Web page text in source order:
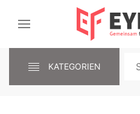
KATEGORIEN